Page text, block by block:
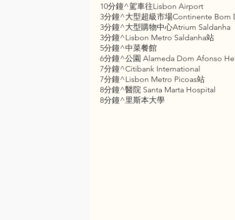
10分鐘^駕車往Lisbon Airport
3分鐘^大型超級市場Continente Bom
3分鐘^大型購物中心Atrium Saldanha
3分鐘^Lisbon Metro Saldanha站
5分鐘^中菜餐館
6分鐘^公園 Alameda Dom Afonso
7分鐘^Citibank International
7分鐘^Lisbon Metro Picoas站
8分鐘^醫院 Santa Marta Hospital
8分鐘^里斯本大學